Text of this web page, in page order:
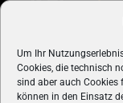
Um Ihr
Cookies, die technisch
sind aber auch Cookies
können in den Einsatz